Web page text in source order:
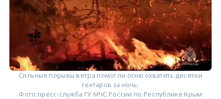
Сильные порывы ветра помогли огню охватить десятки
гектаров за ночь.
Фото:пресс-служба ГУ МЧС России по Республике Крым